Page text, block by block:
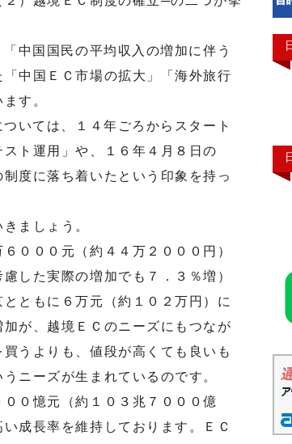
中国国民の平均収入の増加に伴う
中国ＥＣ市場の拡大」「海外旅行
す。
いては、１４年ごろからスタート
ト運用」や、１６年４月８日の
度に落ち着いたという印象を持っ
ましょう。
０００元（約４４万２０００円）
した実際の増加でも７．３％増）
ともに６万元（約１０２万円）に
が、越境ＥＣのニーズにもつなが
うよりも、値段が高くても良いも
ニーズが生まれているのです。
０憶元（約１０３兆７０００億
成長率を維持しております。ＥＣ